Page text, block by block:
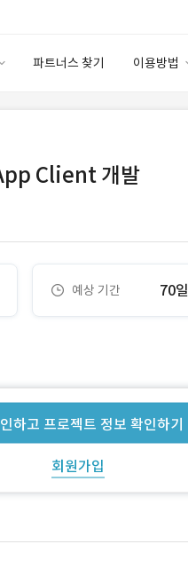
파트너스 찾기 이용방법
이용요금
고객센터
Client 개발
예상 기간 70일
하고 프로젝트 정보 확인하기
회원가입